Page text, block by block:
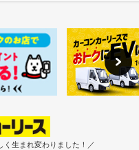
生まれ変わりました！／